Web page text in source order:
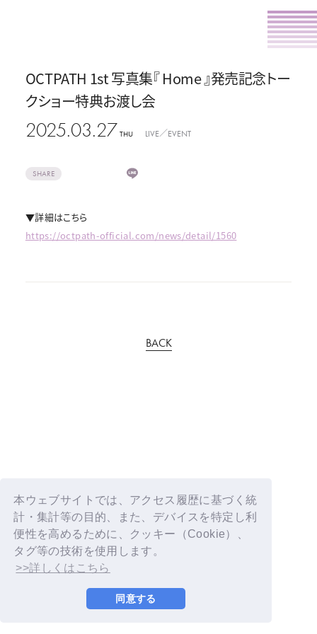
本ウェブサイトでは、アクセス履歴に基づく統
計・集計等の目的、また、デバイスを特定し利
便性を高めるために、クッキー（Cookie）、
タグ等の技術を使用します。
>>詳しくはこちら
同意する
OCTPATH 1st 写真集『 Home 』発売記念トー
クショー特典お渡し会
2025.03.27 THU LIVE／EVENT
SHARE
▼詳細はこちら
https://octpath-official.com/news/detail/1560
BACK
© YOSHIMOTO KOGYO / Fanplus